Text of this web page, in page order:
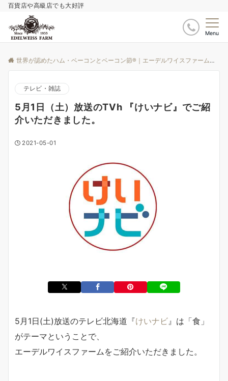
百貨店や高級店でも大好評
Menu
世界が認めたハム・ベーコンとベーコン節®｜エーデルワイスファーム
テレビ・雑誌
5月1日（土）放送のTVh 『けいナビ』でご紹
介いただきました。
2021-05-01
5月1日(土)放送のテレビ北海道『けいナビ 』は「食」
がテーマということで、
エーデルワイスファームをご紹介いただきました。